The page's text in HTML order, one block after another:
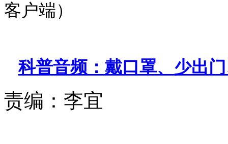
客户端）
科普音频：戴口罩、少出
责编： 李宜